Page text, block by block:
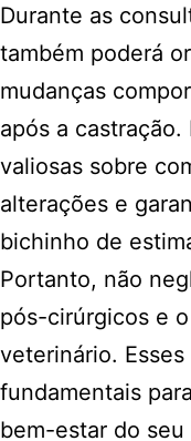
Durante as
também poderá
mudanças
após a
valiosas sobre
alterações e
bichinho de
Portanto, não
pós-cirúrgicos e
veterinário. Esses
fundamentais
bem-estar do seu